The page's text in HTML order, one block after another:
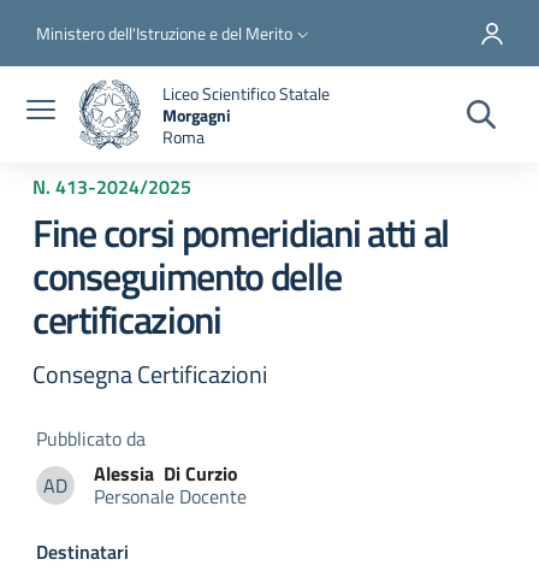
Slim top
Ministero dell'Istruzione e del Merito
Liceo Scientifico Statale
Morgagni
Roma
N. 413-2024/2025
Fine corsi pomeridiani atti al
conseguimento delle
certificazioni
Consegna Certificazioni
Pubblicato da
ADAlessia Di Curzio
Alessia Di Curzio
Personale Docente
Destinatari